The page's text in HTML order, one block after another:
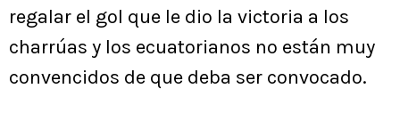
regalar el gol que le dio la victoria a los
charrúas y los ecuatorianos no están muy
convencidos de que deba ser convocado.